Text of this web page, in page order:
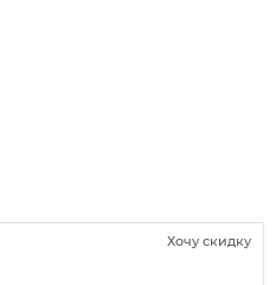
Хочу скидку